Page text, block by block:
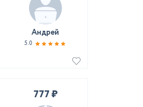
Андрей
5.0
777 ₽